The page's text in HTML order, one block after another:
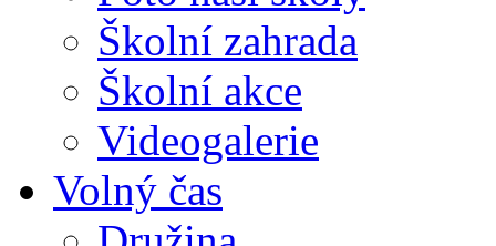
Školní zahrada
Školní akce
Videogalerie
Volný čas